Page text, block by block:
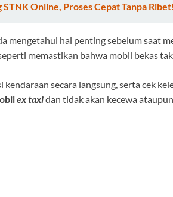
STNK Online, Proses Cepat Tanpa Ribet!
mengetahui hal penting sebelum saat
memastikan bahwa mobil bekas
secara langsung, serta cek
ex taxidan tidak akan kecewa